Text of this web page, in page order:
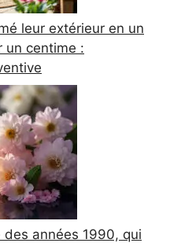
leur extérieur en un
un centime :
années 1990, qui